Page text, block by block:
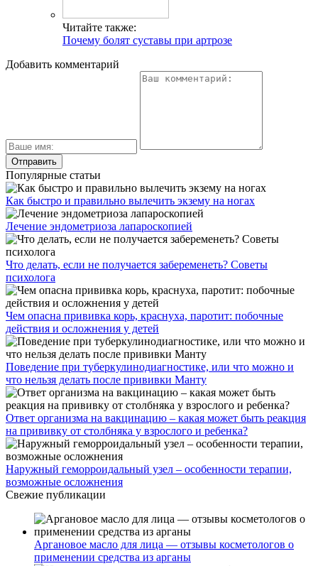
Читайте также:
Почему болят суставы при артрозе
Добавить комментарий
Популярные статьи
Как быстро и правильно вылечить экзему на ногах
Лечение эндометриоза лапароскопией
Что делать, если не получается забеременеть? Советы
психолога
Чем опасна прививка корь, краснуха, паротит: побочные
действия и осложнения у детей
Поведение при туберкулинодиагностике, или что можно и
что нельзя делать после прививки Манту
Ответ организма на вакцинацию – какая может быть реакция
на прививку от столбняка у взрослого и ребенка?
Наружный геморроидальный узел – особенности терапии,
возможные осложнения
Свежие публикации
Аргановое масло для лица — отзывы косметологов о
применении средства из арганы